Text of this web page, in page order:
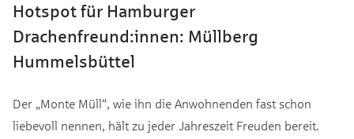
Hotspot für Hamburger
Drachenfreund:innen: Müllberg
Hummelsbüttel
Der „Monte Müll“, wie ihn die Anwohnenden fast schon
liebevoll nennen, hält zu jeder Jahreszeit Freuden bereit.